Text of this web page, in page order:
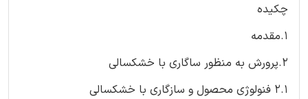
چکیده
1.مقدمه
2.پرورش به منظور ساگاری با خشکسالی
2.1 فنولوژی محصول و سازگاری با خشکسالی